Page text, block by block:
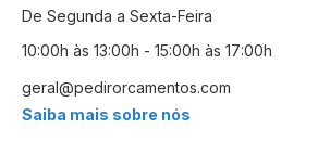
De Segunda a Sexta-Feira
10:00h às 13:00h - 15:00h às 17:00h
geral@pedirorcamentos.com
Saiba mais sobre nós